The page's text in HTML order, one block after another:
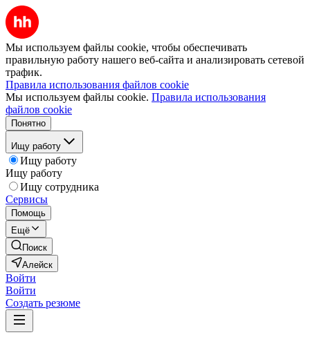
Мы используем файлы cookie, чтобы обеспечивать
правильную работу нашего веб-сайта и анализировать сетевой
трафик.
Правила использования файлов cookie
Мы используем файлы cookie. Правила использования
файлов cookie
Понятно
Ищу работу
Ищу работу
Ищу работу
Ищу сотрудника
Сервисы
Помощь
Ещё
Поиск
Алейск
Войти
Войти
Создать резюме